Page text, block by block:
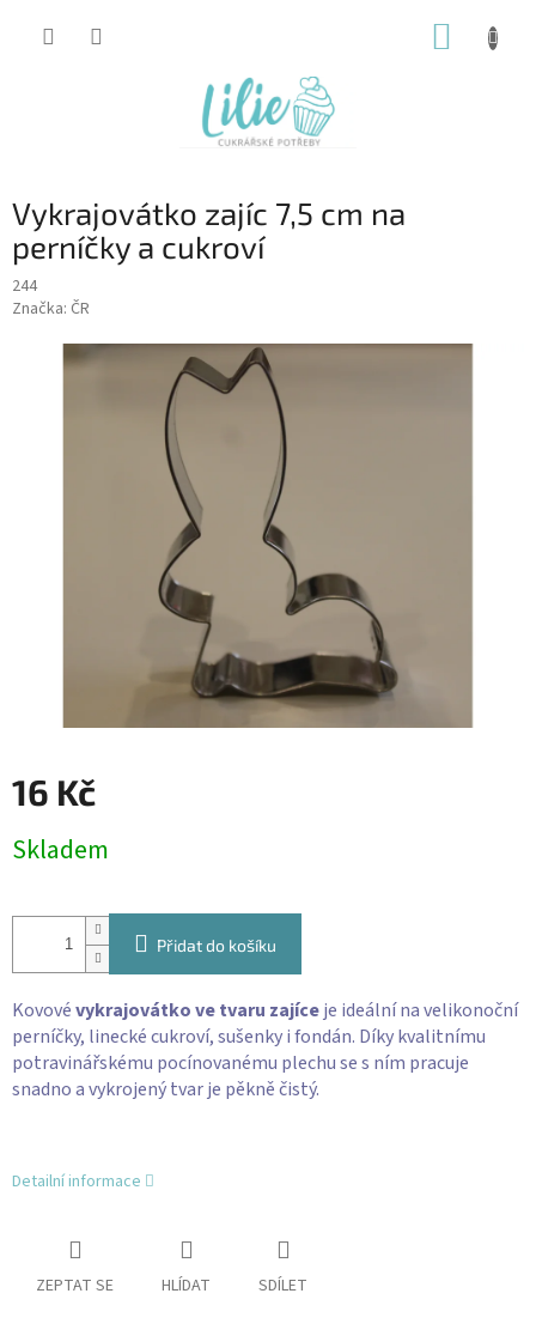
Vykrajovátko zajíc 7,5 cm na
perníčky a cukroví
244
Značka: ČR
16 Kč
cena:
Skladem
Přidat do košíku
Kovovévykrajovátko ve tvaru zajíceje ideální na velikonoční
perníčky, linecké cukroví, sušenky i fondán. Díky kvalitnímu
potravinářskému pocínovanému plechu se s ním pracuje
snadno a vykrojený tvar je pěkně čistý.
Detailní informace
ZEPTAT SE HLÍDAT SDÍLET